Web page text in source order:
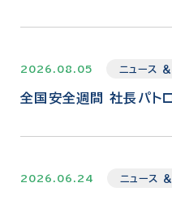
2026.08.05 ニュース
全国安全週間 社長パト
2026.06.24 ニュース